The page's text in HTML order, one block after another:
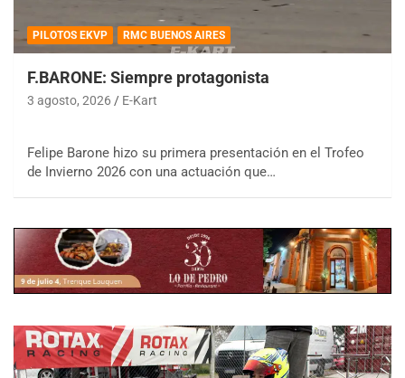
PILOTOS EKVP RMC BUENOS AIRES
F.BARONE: Siempre protagonista
3 agosto, 2026 E-Kart
Felipe Barone hizo su primera presentación en el Trofeo
de Invierno 2026 con una actuación que…